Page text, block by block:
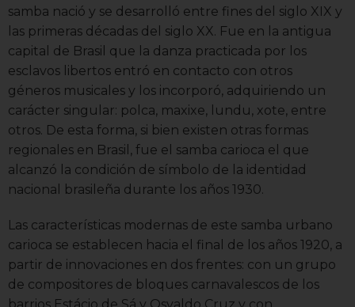
samba nació y se desarrolló entre fines del siglo XIX y
las primeras décadas del siglo XX. Fue en la antigua
capital de Brasil que la danza practicada por los
esclavos libertos entró en contacto con otros
géneros musicales y los incorporó, adquiriendo un
carácter singular: polca, maxixe, lundu, xote, entre
otros. De esta forma, si bien existen otras formas
regionales en Brasil, fue el samba carioca el que
alcanzó la condición de símbolo de la identidad
nacional brasileña durante los años 1930.
Las características modernas de este samba urbano
carioca se establecen hacia el final de los años 1920, a
partir de innovaciones en dos frentes: con un grupo
de compositores de bloques carnavalescos de los